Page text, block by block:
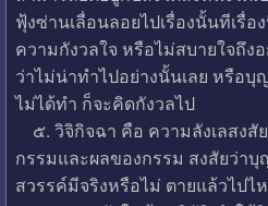
ฟุ้งซ่านเลื่อนลอยไปเรื่องนั้นทีเรื่
ความกังวลใจ หรือไม่สบายใจถึ
ว่าไม่น่าทำไปอย่างนั้นเลย หรือ
ไม่ได้ทำ ก็จะคิดกังวลไป
๕. วิจิกิจฉา คือ ความลังเลสงสั
กรรมและผลของกรรม สงสัยว่า
สวรรค์มีจริงหรือไม่ ตายแล้วไป